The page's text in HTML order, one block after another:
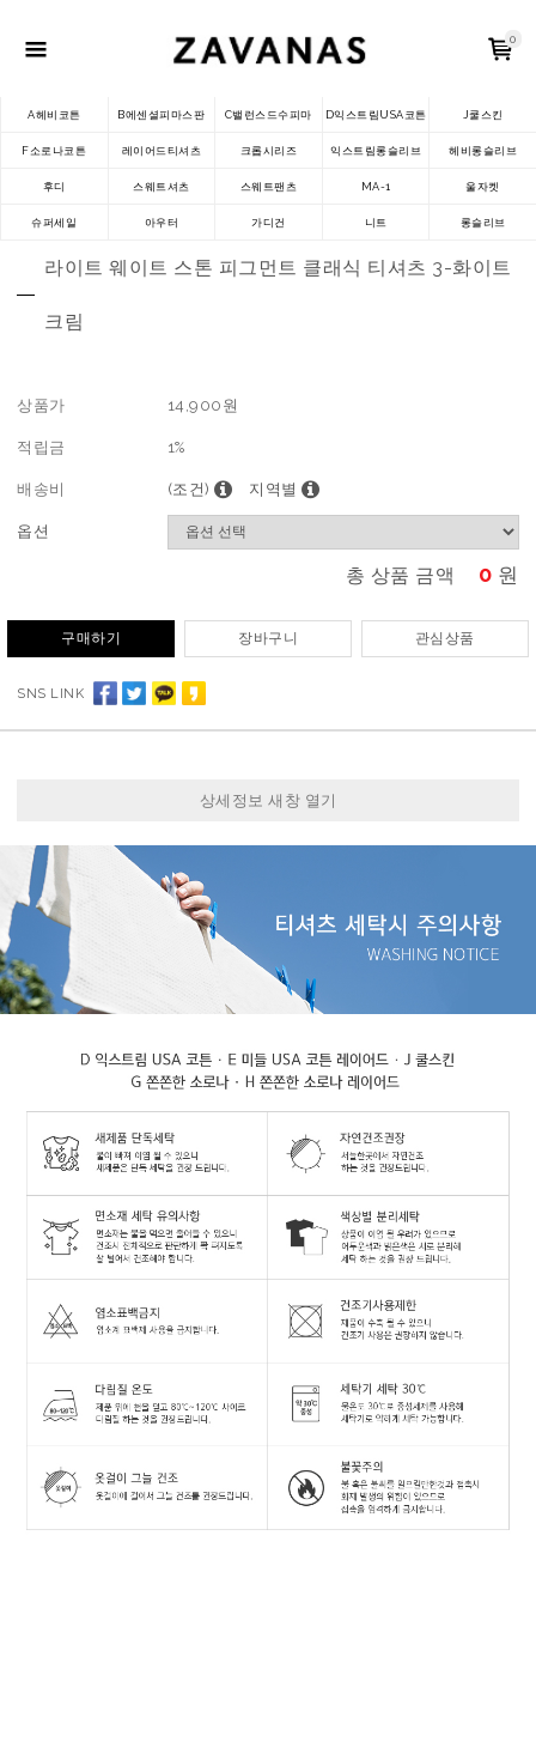
0
A헤비코튼 B에센셜피마스판 C밸런스드수피마 D익스트림USA코튼 J쿨스킨
F소로나코튼 레이어드티셔츠 크롭시리즈 익스트림롱슬리브 헤비롱슬리브
후디 스웨트셔츠 스웨트팬츠 MA-1 울자켓
슈퍼세일 아우터 가디건 니트 롱슬리브
라이트 웨이트 스톤 피그먼트 클래식 티셔츠 3-화이트
크림
상품가 14,900 원
적립금 1%
배송비 (조건) 지역별
옵션
총 상품 금액 0 원
구매하기 장바구니 관심상품
SNS LINK
상세정보 새창 열기